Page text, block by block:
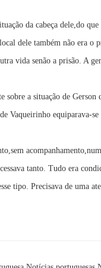
da cabeça dele,do que
dele também não era o
vida senão a prisão. A
a situação de Gerson
Vaqueirinho equiparava-
tanto. Tudo era
tipo. Precisava de uma